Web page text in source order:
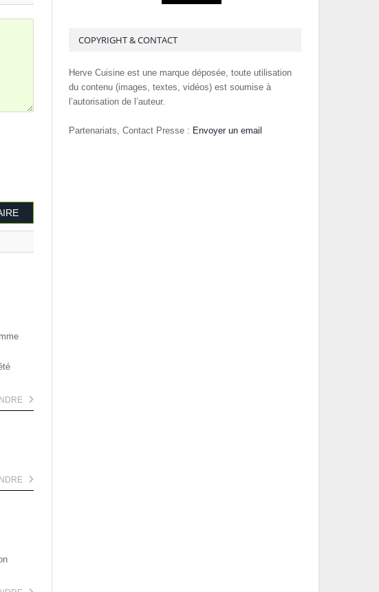
COPYRIGHT & CONTACT
Herve Cuisine est une marque déposée, toute utilisation
du contenu (images, textes, vidéos) est soumise à
l’autorisation de l’auteur.
Partenariats, Contact Presse : Envoyer un email